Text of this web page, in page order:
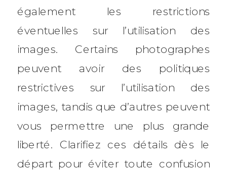
également les restrictions
éventuelles sur l’utilisation des
images. Certains photographes
peuvent avoir des politiques
restrictives sur l’utilisation des
images, tandis que d’autres peuvent
vous permettre une plus grande
liberté. Clarifiez ces détails dès le
départ pour éviter toute confusion